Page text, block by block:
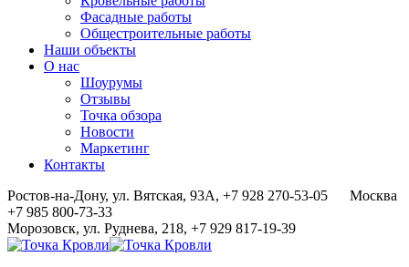
Фасадные работы
Общестроительные работы
Наши объекты
О нас
Шоурумы
Отзывы
Точка обзора
Новости
Маркетинг
Контакты
Ростов-на-Дону, ул. Вятская, 93А, +7 928 270-53-05 Москва
+7 985 800-73-33
Морозовск, ул. Руднева, 218, +7 929 817-19-39